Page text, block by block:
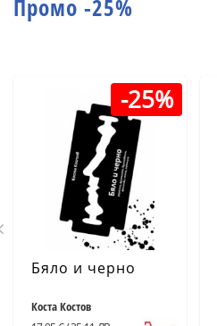
Промо -25%
-25%
Бяло и черно
Коста Костов